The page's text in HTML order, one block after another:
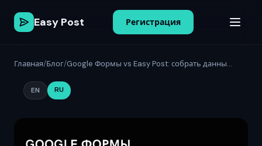
Easy Post Регистрация
Главная/Блог/Google Формы vs Easy Post: собрать данны...
EN RU